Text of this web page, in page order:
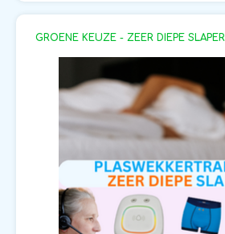
GROENE KEUZE - ZEER DIEPE SLAPER